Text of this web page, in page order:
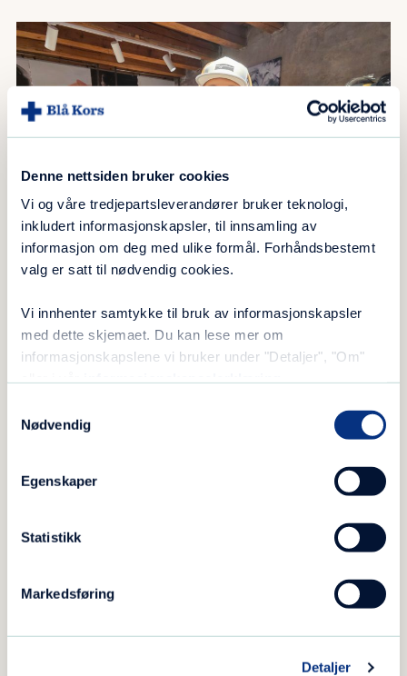
Denne nettsiden bruker cookies
Vi og våre tredjepartsleverandører bruker teknologi,
inkludert informasjonskapsler, til innsamling av
informasjon om deg med ulike formål. Forhåndsbestemt
valg er satt til nødvendig cookies.
Vi innhenter samtykke til bruk av informasjonskapsler
med dette skjemaet. Du kan lese mer om
informasjonskapslene vi bruker under "Detaljer", "Om"
Nødvendig
Egenskaper
Statistikk
Markedsføring
Detaljer
Egen avdeling med Øy by Blå Kors.
Og det var mange som fikk gjort en solid
handel. En av dem var Siri Thorsland fra Søgne
som kom bærende ut med en skinnende flott